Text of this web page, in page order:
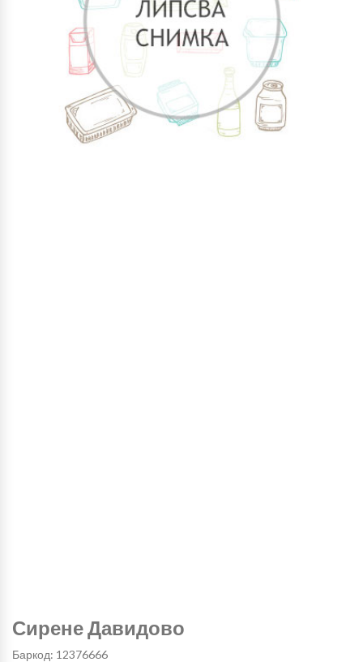
Сирене Давидово
Баркод: 12376666